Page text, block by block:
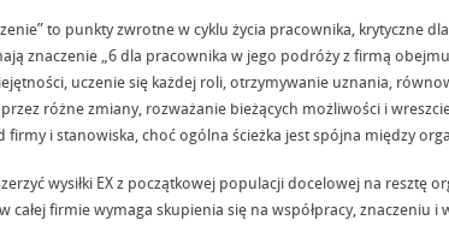
to punkty zwrotne w cyklu życia pracownika, krytyczne
znaczenie „6 dla pracownika w jego podróży z firmą
uczenie się każdej roli, otrzymywanie uznania,
różne zmiany, rozważanie bieżących możliwości i
firmy i stanowiska, choć ogólna ścieżka jest spójna między
wysiłki EX z początkowej populacji docelowej na resztę
całej firmie wymaga skupienia się na współpracy, znaczeniu i